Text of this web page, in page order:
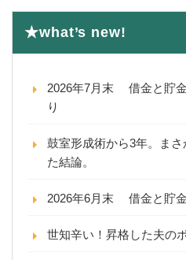
★what’s new!
2026年7月末 借金と貯
り
鼓室形成術から3年。ま
た結論。
2026年6月末 借金と貯
世知辛い！昇格した夫の